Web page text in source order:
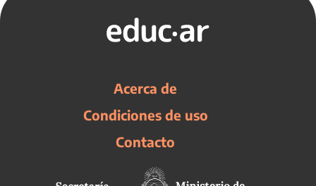
Acerca de
Condiciones de uso
Contacto